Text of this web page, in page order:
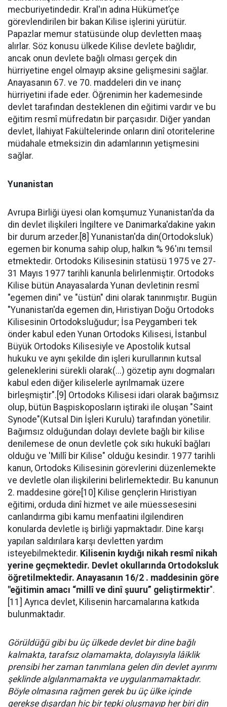
mecburiyetindedir. Kral'ın adına Hükümet’çe
görevlendirilen bir bakan Kilise işlerini yürütür.
Papazlar memur statüsünde olup devletten maaş
alırlar. Söz konusu ülkede Kilise devlete bağlıdır,
ancak onun devlete bağlı olması gerçek din
hürriyetine engel olmayıp aksine gelişmesini sağlar.
Anayasanın 67. ve 70. maddeleri din ve inanç
hürriyetini ifade eder. Öğrenimin her kademesinde
devlet tarafından desteklenen din eğitimi vardır ve bu
eğitim resmî müfredatın bir parçasıdır. Diğer yandan
devlet, İlahiyat Fakültelerinde onların dinî otoritelerine
müdahale etmeksizin din adamlarının yetişmesini
sağlar.
Yunanistan
Avrupa Birliği üyesi olan komşumuz Yunanistan'da da
din devlet ilişkileri İngiltere ve Danimarka'dakine yakın
bir durum arzeder.[8] Yunanistan'da din(Ortodoksluk)
egemen bir konuma sahip olup, halkın % 96'ını temsil
etmektedir. Ortodoks Kilisesinin statüsü 1975 ve 27-
31 Mayıs 1977 tarihli kanunla belirlenmiştir. Ortodoks
Kilise bütün Anayasalarda Yunan devletinin resmî
"egemen dini" ve "üstün" dini olarak tanınmıştır. Bugün
"Yunanistan'da egemen din, Hıristiyan Doğu Ortodoks
Kilisesinin Ortodoksluğudur; İsa Peygamberi tek
önder kabul eden Yunan Ortodoks Kilisesi, İstanbul
Büyük Ortodoks Kilisesiyle ve Apostolik kutsal
hukuku ve aynı şekilde din işleri kurullarının kutsal
geleneklerini sürekli olarak(...) gözetip aynı dogmaları
kabul eden diğer kiliselerle ayrılmamak üzere
birleşmiştir".[9] Ortodoks Kilisesi idari olarak bağımsız
olup, bütün Başpiskoposların iştiraki ile oluşan "Saint
Synode"(Kutsal Din İşleri Kurulu) tarafından yönetilir.
Bağımsız olduğundan dolayı devlete bağlı bir kilise
denilemese de onun devletle çok sıkı hukukî bağları
olduğu ve 'Millî bir Kilise" olduğu kesindir. 1977 tarihli
kanun, Ortodoks Kilisesinin görevlerini düzenlemekte
ve devletle olan ilişkilerini belirlemektedir. Bu kanunun
2. maddesine göre[10] Kilise gençlerin Hıristiyan
eğitimi, orduda dinî hizmet ve aile müessesesini
canlandırma gibi kamu menfaatini ilgilendiren
konularda devletle iş birliği yapmaktadır. Dine karşı
yapılan saldırılara karşı devletten yardım
isteyebilmektedir. Kilisenin kıydığı nikah resmî nikah
yerine geçmektedir. Devlet okullarında Ortodoksluk
öğretilmektedir. Anayasanın 16/2 . maddesinin göre
"eğitimin amacı “millî ve dinî şuuru” geliştirmektir".
[11] Ayrıca devlet, Kilisenin harcamalarına katkıda
bulunmaktadır.
Görüldüğü gibi bu üç ülkede devlet bir dine bağlı
kalmakta, tarafsız olamamakta, dolayısıyla lâiklik
prensibi her zaman tanımlana gelen din devlet ayırımı
şeklinde algılanmamakta ve uygulanmamaktadır.
Böyle olmasına rağmen gerek bu üç ülke içinde
gerekse dışardan hiç bir tepki oluşmayıp her biri din